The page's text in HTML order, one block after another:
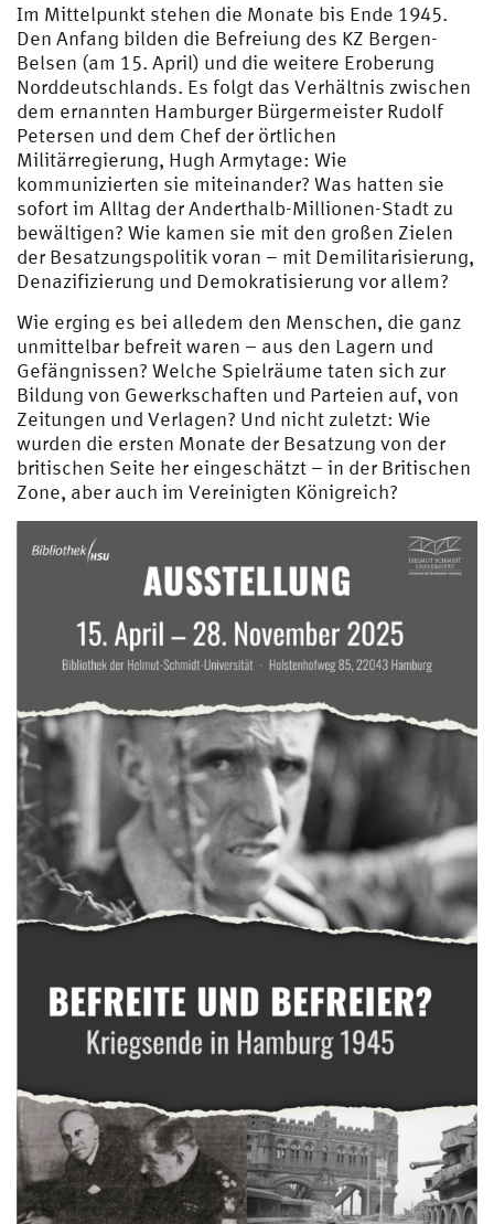
Im Mittelpunkt stehen die Monate bis Ende 1945.
Den Anfang bilden die Befreiung des KZ Bergen-
Belsen (am 15. April) und die weitere Eroberung
Norddeutschlands. Es folgt das Verhältnis zwischen
dem ernannten Hamburger Bürgermeister Rudolf
Petersen und dem Chef der örtlichen
Militärregierung, Hugh Armytage: Wie
kommunizierten sie miteinander? Was hatten sie
sofort im Alltag der Anderthalb-Millionen-Stadt zu
bewältigen? Wie kamen sie mit den großen Zielen
der Besatzungspolitik voran – mit Demilitarisierung,
Denazifizierung und Demokratisierung vor allem?
Wie erging es bei alledem den Menschen, die ganz
unmittelbar befreit waren – aus den Lagern und
Gefängnissen? Welche Spielräume taten sich zur
Bildung von Gewerkschaften und Parteien auf, von
Zeitungen und Verlagen? Und nicht zuletzt: Wie
wurden die ersten Monate der Besatzung von der
britischen Seite her eingeschätzt – in der Britischen
Zone, aber auch im Vereinigten Königreich?